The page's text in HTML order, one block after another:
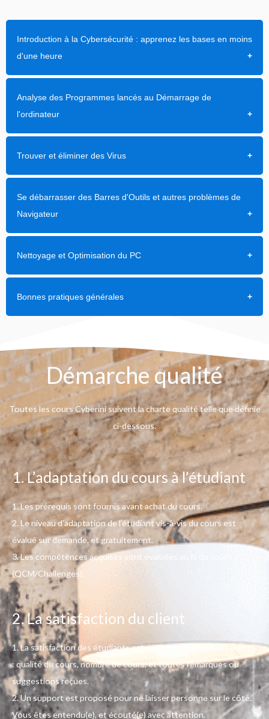
Introduction à la Cybersécurité : apprenez les bases en moins
d'une heure
Analyse des Programmes lancés au Démarrage de
l'ordinateur
Trouver et éliminer des Virus
Se débarrasser des Barres d'Outils et autres problèmes de
Navigateur
Nettoyage et Optimisation du PC
Bonnes pratiques générales
Démarche qualité
Toutes les cours Cyberini suivent la charte qualité telle que définie
ci-dessous.
1. L’adaptation du cours à l’étudiant
1. Les prérequis sont fournis avant achat du cours.
2. Le niveau d’adaptation de l’étudiant vis-à-vis du cours est
évalué sur demande, et gratuitement.
3. Les compétences acquises sont évaluées au fil du cours
(QCM/Challenges).
2. La satisfaction du client
1. La satisfaction des étudiants est évaluée sur différents points
: qualité du cours, nombre de cours, et toutes remarques ou
suggestions reçues.
2.Un support est proposé pour ne laisser personne sur le côté.
Vous êtes entendu(e), et écouté(e) avec attention.